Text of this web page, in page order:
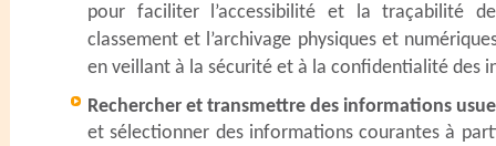
pour faciliter l’accessibilité et la traçabilité
classement et l’archivage physiques et
en veillant à la sécurité et à la confidentialité des
Rechercher et transmettre des informations
et sélectionner des informations courantes à